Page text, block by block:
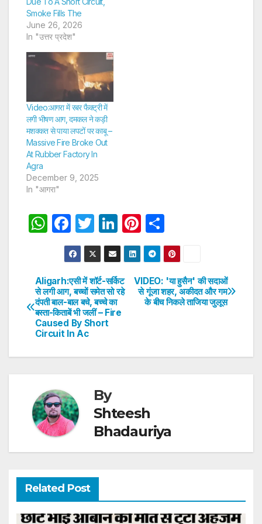
Smoke Fills The
June 26, 2026
In "उत्तर प्रदेश"
Video:आगरा में रबर फैक्ट्री में
लगी भीषण आग, दमकल ने कड़ी
मशक्कत से पाया लपटों पर काबू –
Massive Fire Broke Out
At Rubber Factory In
Agra
December 9, 2025
In "आगरा"
W
s
A
p
p
F
a
c
e
b
o
o
k
T
w
itt
er
Li
n
k
e
dI
n
Pi
nt
er
e
st
h
ar
e
Post
navigation
VIDEO: 'या हुसैन' की सदाओं
से गूंजा शहर, अकीदत और गम
के बीच निकले ताजिया जुलूस
Aligarh:एसी में शॉर्ट-सर्किट
से लगी आग, बच्चों समेत सो रहे
दंपती बाल-बाल बचे, बच्चे का
बस्ता-किताबें भी जलीं – Fire
Caused By Short
Circuit In Ac
By
Shteesh
Bhadauriya
Related Post